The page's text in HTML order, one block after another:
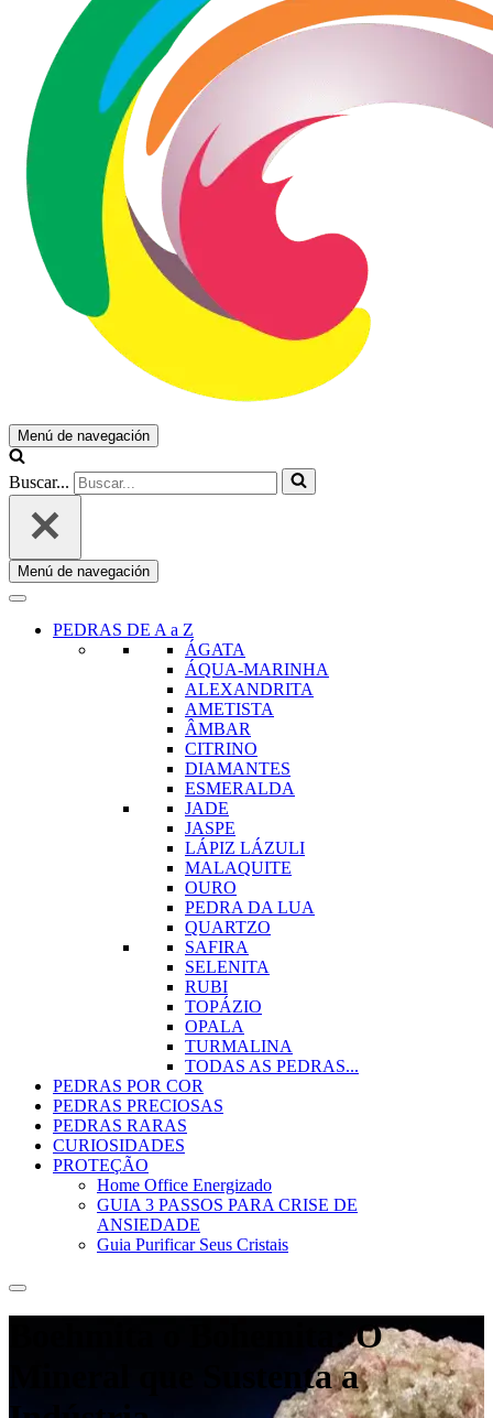
Menú de navegación
Buscar...
Menú de navegación
PEDRAS DE A a Z
ÁGATA
ÁQUA-MARINHA
ALEXANDRITA
AMETISTA
ÂMBAR
CITRINO
DIAMANTES
ESMERALDA
JADE
JASPE
LÁPIZ LÁZULI
MALAQUITE
OURO
PEDRA DA LUA
QUARTZO
SAFIRA
SELENITA
RUBI
TOPÁZIO
OPALA
TURMALINA
TODAS AS PEDRAS...
PEDRAS POR COR
PEDRAS PRECIOSAS
PEDRAS RARAS
CURIOSIDADES
PROTEÇÃO
Home Office Energizado
GUIA 3 PASSOS PARA CRISE DE
ANSIEDADE
Guia Purificar Seus Cristais
Boehmita o Bohemita: O
Mineral que Sustenta a